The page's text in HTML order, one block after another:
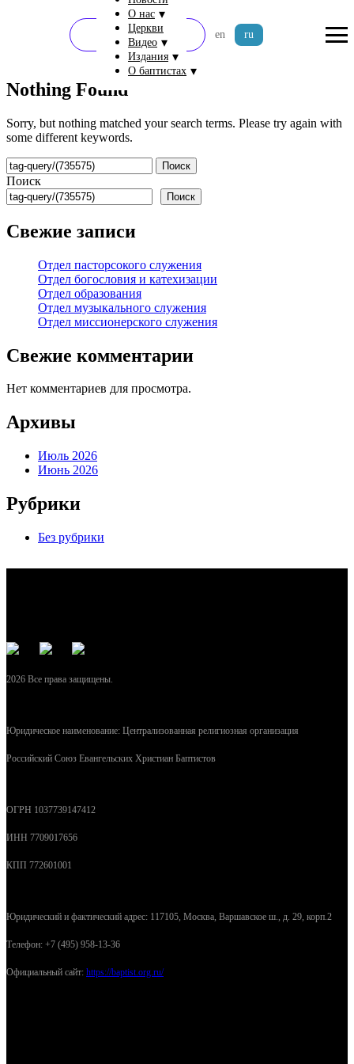
О нас ▾
Церкви
Видео ▾
Издания ▾
О баптистах ▾
Пожертвовать en ru
Nothing Found
Sorry, but nothing matched your search terms. Please try again with
some different keywords.
Найти:
Поиск
Поиск
Свежие записи
Отдел пасторсокого служения
Отдел богословия и катехизации
Отдел образования
Отдел музыкального служения
Отдел миссионерского служения
Свежие комментарии
Нет комментариев для просмотра.
Архивы
Июль 2026
Июнь 2026
Рубрики
Без рубрики
2026 Все права защищены.
Юридическое наименование: Централизованная религиозная организация
Российский Союз Евангельских Христиан Баптистов
ОГРН 1037739147412
ИНН 7709017656
КПП 772601001
Юридический и фактический адрес: 117105, Москва, Варшавское ш., д. 29, корп.2
Телефон: +7 (495) 958-13-36
Официальный сайт: https://baptist.org.ru/